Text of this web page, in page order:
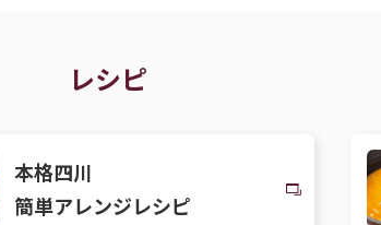
レシピ
本格四川
簡単アレンジレシピ